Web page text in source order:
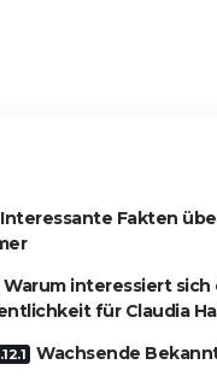
Interessante Fakten
Warum interessiert sich
für Claudia
Wachsende